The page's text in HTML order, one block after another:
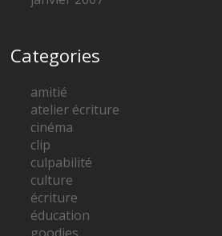
Categories
amitié
atelier écriture
cinéma
clip
culpabilité
culture
écriture
éducation